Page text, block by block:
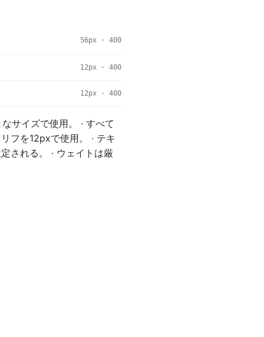
56px · 400
12px · 400
12px · 400
サイズで使用。 · すべて
フを12pxで使用。 · テキ
される。 · ウェイトは厳